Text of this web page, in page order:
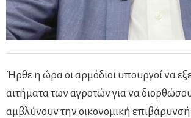
Ήρθε η ώρα οι αρμόδιοι υπουργοί να
αιτήματα των αγροτών για να
αμβλύνουν την οικονομική